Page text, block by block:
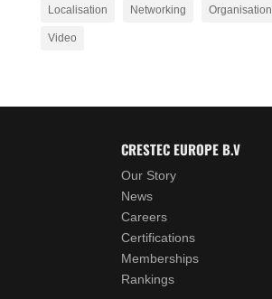
Localisation Networking Organisation
Video
CRESTEC EUROPE B.V
Our Story
News
Careers
Certifications
Memberships
Rankings